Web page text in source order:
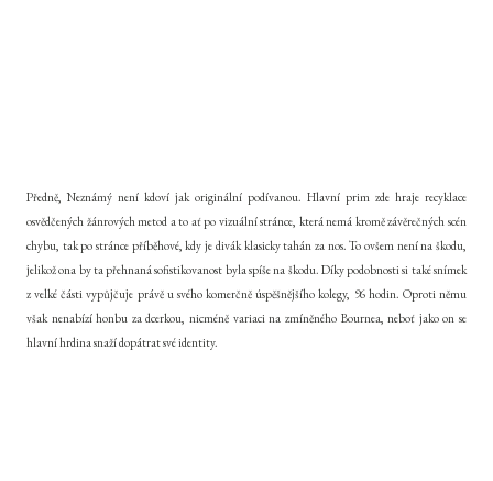
Předně, Neznámý není kdoví jak originální podívanou. Hlavní prim zde hraje recyklace
osvědčených žánrových metod a to ať po vizuální stránce, která nemá kromě závěrečných scén
chybu, tak po stránce příběhové, kdy je divák klasicky tahán za nos. To ovšem není na škodu,
jelikož ona by ta přehnaná sofistikovanost byla spíše na škodu. Díky podobnosti si také snímek
z velké části vypůjčuje právě u svého komerčně úspěšnějšího kolegy, 96 hodin. Oproti němu
však nenabízí honbu za dcerkou, nicméně variaci na zmíněného Bournea, neboť jako on se
hlavní hrdina snaží dopátrat své identity.